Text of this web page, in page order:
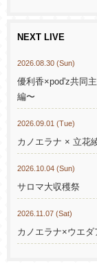
NEXT LIVE
2026.08.30 (Sun)
優利香×pod'z共同
編〜
2026.09.01 (Tue)
カノエラナ × 立花
2026.10.04 (Sun)
サロマ大収穫祭
2026.11.07 (Sat)
カノエラナ×ウエダ